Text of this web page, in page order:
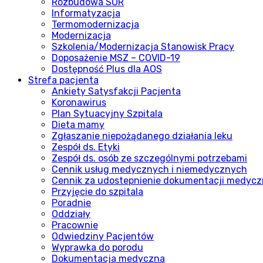
Informatyzacja
Termomodernizacja
Modernizacja
Szkolenia/Modernizacja Stanowisk Pracy
Doposażenie MSZ – COVID-19
Dostępność Plus dla AOS
Strefa pacjenta
Ankiety Satysfakcji Pacjenta
Koronawirus
Plan Sytuacyjny Szpitala
Dieta mamy
Zgłaszanie niepożądanego działania leku
Zespół ds. Etyki
Zespół ds. osób ze szczególnymi potrzebami
Cennik usług medycznych i niemedycznych
Cennik za udostepnienie dokumentacji
Przyjęcie do szpitala
Poradnie
Oddziały
Pracownie
Odwiedziny Pacjentów
Wyprawka do porodu
Dokumentacja medyczna